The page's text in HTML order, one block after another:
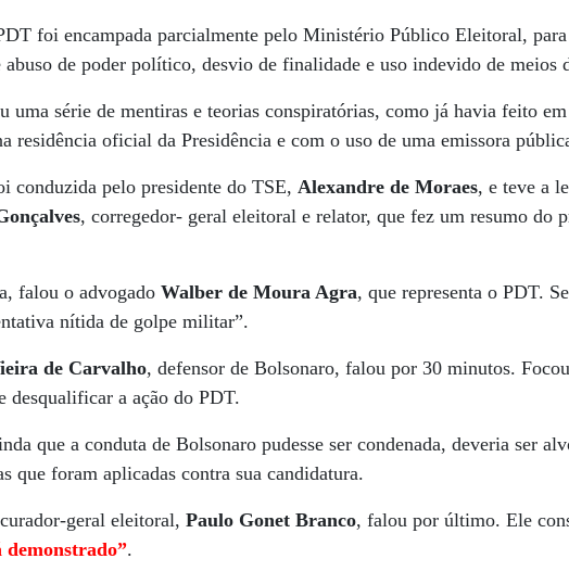
foi encampada parcialmente pelo Ministério Público Eleitoral,
abuso de poder político, desvio de finalidade e uso indevido de meios
uma série de mentiras e teorias conspiratórias, como já havia feito
residência oficial da Presidência e com o uso de uma emissora
conduzida pelo presidente do TSE,Alexandre de Moraes, e teve a
, corregedor- geral eleitoral e relator, que fez um resumo do
falou o advogadoWalber de Moura Agra, que representa o PDT.
nítida de golpe militar”.
de Carvalho, defensor de Bolsonaro, falou por 30 minutos.
desqualificar a ação do PDT.
que a conduta de Bolsonaro pudesse ser condenada, deveria ser
que foram aplicadas contra sua candidatura.
geral eleitoral,Paulo Gonet Branco, falou por último. Ele
demonstrado”.